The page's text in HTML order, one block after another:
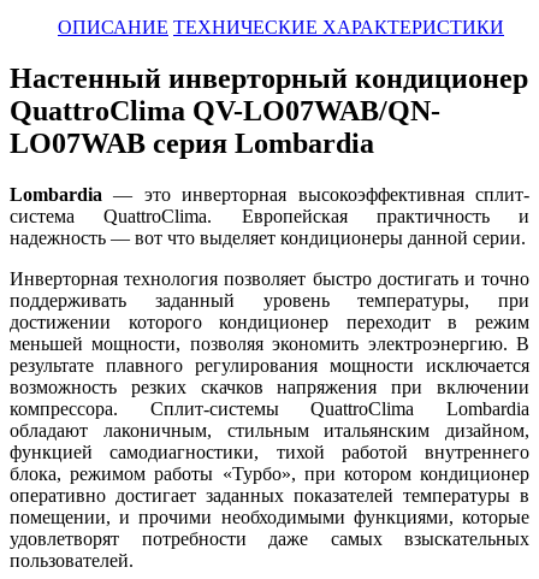
ОПИСАНИЕ ТЕХНИЧЕСКИЕ ХАРАКТЕРИСТИКИ
Настенный инверторный кондиционер
QuattroClima QV-LO07WAB/QN-
LO07WAB серия Lombardia
Lombardia — это инверторная высокоэффективная сплит-
система QuattroClima. Европейская практичность и
надежность — вот что выделяет кондиционеры данной серии.
Инверторная технология позволяет быстро достигать и точно
поддерживать заданный уровень температуры, при
достижении которого кондиционер переходит в режим
меньшей мощности, позволяя экономить электроэнергию. В
результате плавного регулирования мощности исключается
возможность резких скачков напряжения при включении
компрессора. Сплит-системы QuattroClima Lombardia
обладают лаконичным, стильным итальянским дизайном,
функцией самодиагностики, тихой работой внутреннего
блока, режимом работы «Турбо», при котором кондиционер
оперативно достигает заданных показателей температуры в
помещении, и прочими необходимыми функциями, которые
удовлетворят потребности даже самых взыскательных
пользователей.